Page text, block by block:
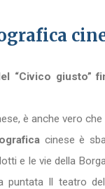
“Civico giusto”
è anche vero
cinese è
e le vie della
puntata Il teatro